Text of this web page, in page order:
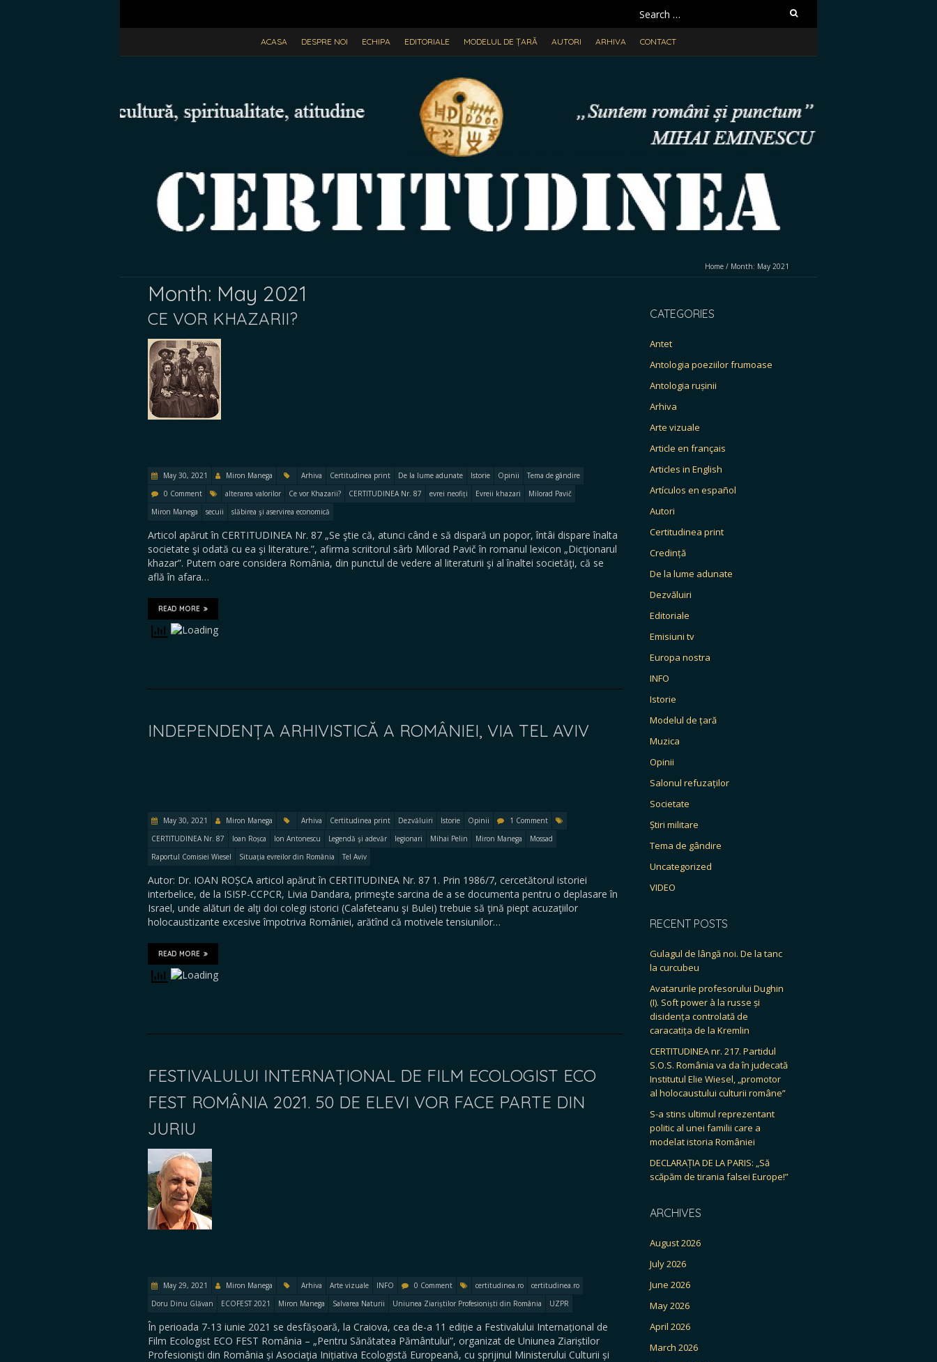
Search
for:
ACASA DESPRE NOI ECHIPA EDITORIALE MODELUL DE ȚARĂ AUTORI ARHIVA CONTACT
Home / Month: May 2021
Month: May 2021
CE VOR KHAZARII?
May 30, 2021 Miron Manega Arhiva Certitudinea print De la lume adunate Istorie Opinii
Tema de gândire
0 Comment
alterarea valorilor Ce vor Khazarii? CERTITUDINEA Nr. 87 evrei neofiți Evreii khazari
Milorad Pavič
Miron Manega
secuii slăbirea şi aservirea economică
Articol apărut în CERTITUDINEA Nr. 87 „Se ştie că, atunci când e să dispară un popor, întâi dispare înalta
societate şi odată cu ea şi literature.”, afirma scriitorul sârb Milorad Pavič în romanul lexicon „Dicţionarul
khazar”. Putem oare considera România, din punctul de vedere al literaturii şi al înaltei societăţi, că se
află în afara…
READ MORE
INDEPENDENȚA ARHIVISTICĂ A ROMÂNIEI, VIA TEL AVIV
May 30, 2021 Miron Manega Arhiva Certitudinea print Dezvăluiri Istorie Opinii
1 Comment
CERTITUDINEA Nr. 87
Ioan Roșca Ion Antonescu Legendă şi adevăr legionari Mihai Pelin Miron Manega
Mossad
Raportul Comisiei Wiesel
Situația evreilor din România Tel Aviv
Autor: Dr. IOAN ROȘCA articol apărut în CERTITUDINEA Nr. 87 1. Prin 1986/7, cercetătorul istoriei
interbelice, de la ISISP-CCPCR, Livia Dandara, primeşte sarcina de a se documenta pentru o deplasare în
Israel, unde alături de alţi doi colegi istorici (Calafeteanu şi Bulei) trebuie să ţină piept acuzaţiilor
holocaustizante excesive împotriva României, arătînd că motivele tensiunilor…
READ MORE
FESTIVALULUI INTERNAȚIONAL DE FILM ECOLOGIST ECO
FEST ROMÂNIA 2021. 50 DE ELEVI VOR FACE PARTE DIN
JURIU
May 29, 2021 Miron Manega Arhiva Arte vizuale INFO 0 Comment certitudinea.ro
certitudinea.ro
Doru Dinu Glăvan
ECOFEST 2021 Miron Manega Salvarea Naturii Uniunea Ziariștilor Profesioniști din România UZPR
În perioada 7-13 iunie 2021 se desfășoară, la Craiova, cea de-a 11 ediție a Festivalului Internațional de
Film Ecologist ECO FEST România – „Pentru Sănătatea Pământului”, organizat de Uniunea Ziariștilor
Profesioniști din România și Asociaţia Inițiativa Ecologistă Europeană, cu sprijinul Ministerului Culturii și
CATEGORIES
Antet
Antologia poeziilor frumoase
Antologia rușinii
Arhiva
Arte vizuale
Article en français
Articles in English
Artículos en español
Autori
Certitudinea print
Credință
De la lume adunate
Dezvăluiri
Editoriale
Emisiuni tv
Europa nostra
INFO
Istorie
Modelul de țară
Muzica
Opinii
Salonul refuzaților
Societate
Știri militare
Tema de gândire
Uncategorized
VIDEO
RECENT POSTS
Gulagul de lângă noi. De la tanc
la curcubeu
Avatarurile profesorului Dughin
(I). Soft power à la russe și
disidența controlată de
caracatița de la Kremlin
CERTITUDINEA nr. 217. Partidul
S.O.S. România va da în judecată
Institutul Elie Wiesel, „promotor
al holocaustului culturii române”
S-a stins ultimul reprezentant
politic al unei familii care a
modelat istoria României
DECLARAȚIA DE LA PARIS: „Să
scăpăm de tirania falsei Europe!”
ARCHIVES
August 2026
July 2026
June 2026
May 2026
April 2026
March 2026